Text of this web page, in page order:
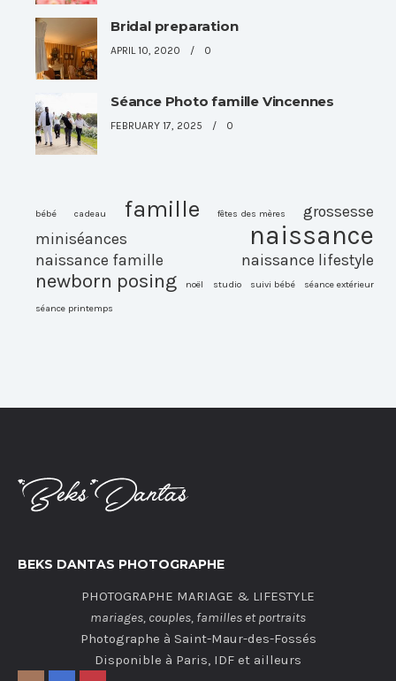
Bridal preparation
APRIL 10, 2020 0
Séance Photo famille Vincennes
FEBRUARY 17, 2025 0
bébé cadeau famille fêtes des mères
grossesse
miniséances
naissance
naissance famille naissance lifestyle
newborn posing noël studio suivi bébé séance extérieur
séance printemps
BEKS DANTAS PHOTOGRAPHE
PHOTOGRAPHE MARIAGE & LIFESTYLE
mariages, couples, familles et portraits
Photographe à Saint-Maur-des-Fossés
Disponible à Paris, IDF et ailleurs